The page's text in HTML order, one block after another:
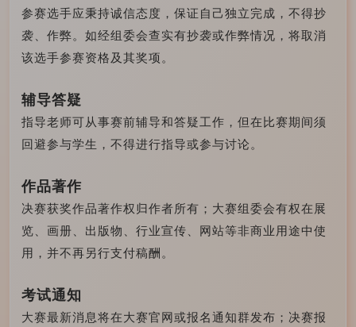
参赛选手应秉持诚信态度，保证自己独立完成，不得抄
袭、作弊。如经组委会查实有抄袭或作弊情况，将取消
该选手参赛资格及其奖项。
辅导答疑
指导老师可从事赛前辅导和答疑工作，但在比赛期间须
回避参与学生，不得进行指导或参与讨论。
作品著作
决赛获奖作品著作权归作者所有；大赛组委会有权在展
览、画册、出版物、行业宣传、网站等非商业用途中使
用，并不再另行支付稿酬。
考试通知
大赛最新消息将在大赛官网或报名通知群发布；决赛报